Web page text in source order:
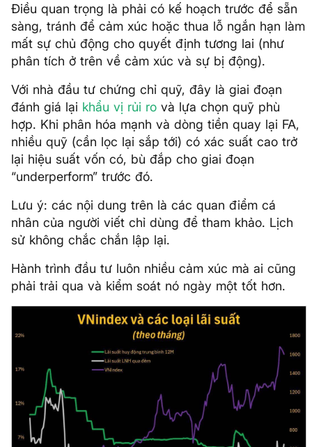
Điều quan trọng là phải có kế hoạch trước để sẵn
sàng, tránh để cảm xúc hoặc thua lỗ ngắn hạn làm
mất sự chủ động cho quyết định tương lai (như
phân tích ở trên về cảm xúc và sự bị động).
Với nhà đầu tư chứng chỉ quỹ, đây là giai đoạn
đánh giá lại khẩu vị rủi ro và lựa chọn quỹ phù
hợp. Khi phân hóa mạnh và dòng tiền quay lại FA,
nhiều quỹ (cần lọc lại sắp tới) có xác suất cao trở
lại hiệu suất vốn có, bù đắp cho giai đoạn
“underperform” trước đó.
Lưu ý: các nội dung trên là các quan điểm cá
nhân của người viết chỉ dùng để tham khảo. Lịch
sử không chắc chắn lập lại.
Hành trình đầu tư luôn nhiều cảm xúc mà ai cũng
phải trải qua và kiểm soát nó ngày một tốt hơn.